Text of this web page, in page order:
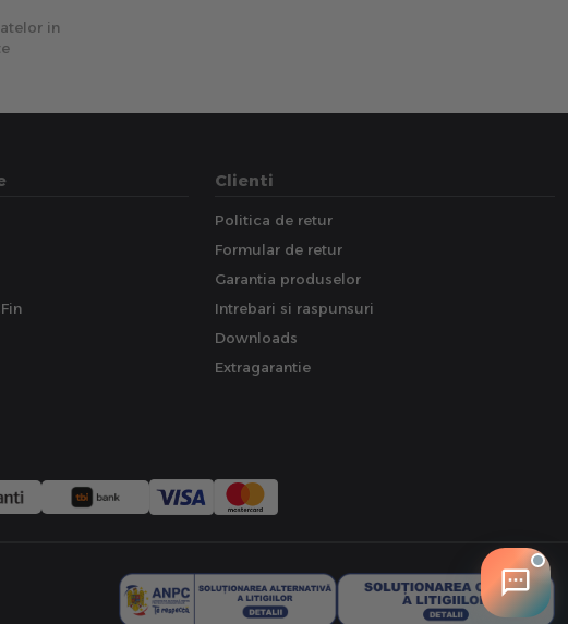
in
Clienti
Politica de retur
Formular de retur
Garantia produselor
Intrebari si raspunsuri
Downloads
Extragarantie